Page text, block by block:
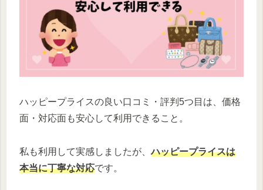
ハッピープライスの良い口コミ・評判5つ目は、価格
面・対応面も安心して利用できること。
私も利用して実感しましたが、ハッピープライスは
本当に丁寧な対応です。